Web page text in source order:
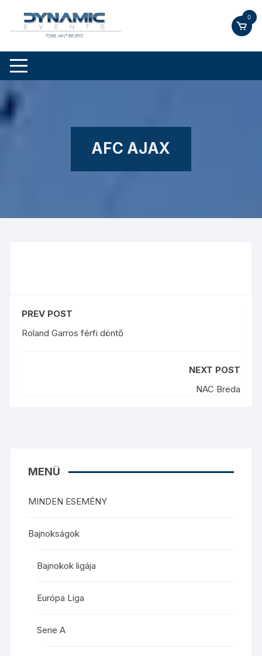
content
0
AFC AJAX
PREV POST
Roland Garros férfi döntő
NEXT POST
NAC Breda
MENÜ
MINDEN ESEMÉNY
Bajnokságok
Bajnokok ligája
Európa Liga
Serie A